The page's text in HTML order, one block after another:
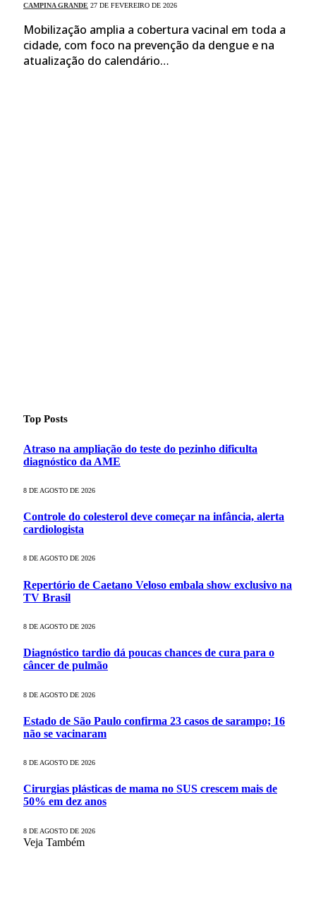
CAMPINA GRANDE 27 DE FEVEREIRO DE 2026
Mobilização amplia a cobertura vacinal em toda a
cidade, com foco na prevenção da dengue e na
atualização do calendário…
Top Posts
Atraso na ampliação do teste do pezinho dificulta
diagnóstico da AME
8 DE AGOSTO DE 2026
Controle do colesterol deve começar na infância, alerta
cardiologista
8 DE AGOSTO DE 2026
Repertório de Caetano Veloso embala show exclusivo na
TV Brasil
8 DE AGOSTO DE 2026
Diagnóstico tardio dá poucas chances de cura para o
câncer de pulmão
8 DE AGOSTO DE 2026
Estado de São Paulo confirma 23 casos de sarampo; 16
não se vacinaram
8 DE AGOSTO DE 2026
Cirurgias plásticas de mama no SUS crescem mais de
50% em dez anos
8 DE AGOSTO DE 2026
Veja Também